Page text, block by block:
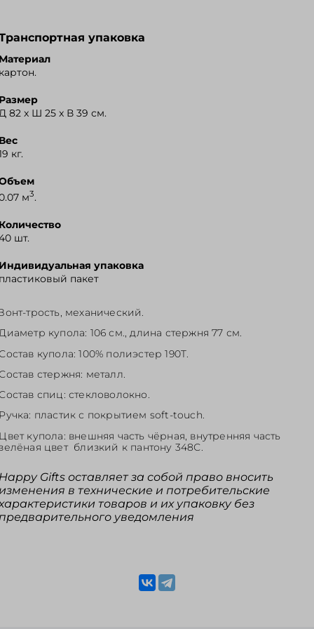
упаковка
82 x Ш 25 x В 39 см.
кг.
м3.
шт.
упаковка
пакет
трость, механический.
купола: 106 см., длина стержня 77 см.
купола: 100% полиэстер 190T.
стержня: металл.
спиц: стекловолокно.
пластик с покрытием soft-touch.
купола: внешняя часть чёрная, внутренняя часть
цвет близкий к пантону 348С.
Gifts оставляет за собой право вносить
в технические и потребительские
товаров и их упаковку без
уведомления